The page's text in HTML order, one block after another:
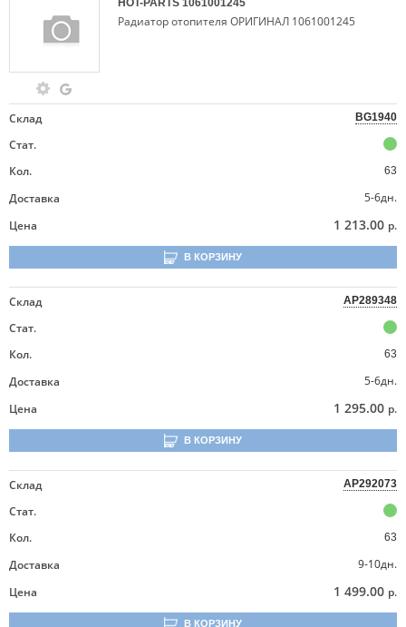
HOT-PARTS 1061001245
Радиатор отопителя ОРИГИНАЛ 1061001245
Склад BG1940
Стат.
Кол.
63
Доставка
5-6дн.
Цена
1 213.00 р.
В КОРЗИНУ
Склад AP289348
Стат.
Кол.
63
Доставка
5-6дн.
Цена
1 295.00 р.
В КОРЗИНУ
Склад AP292073
Стат.
Кол.
63
Доставка
9-10дн.
Цена
1 499.00 р.
В КОРЗИНУ